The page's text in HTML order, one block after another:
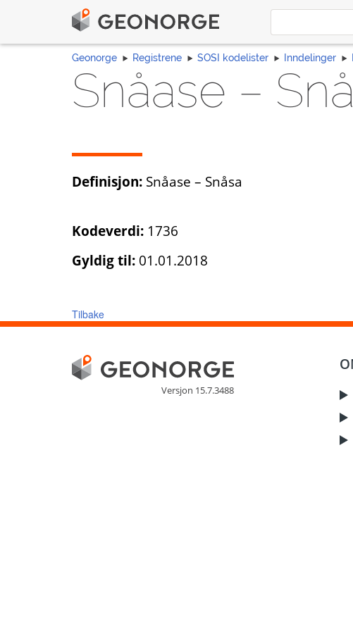
Geonorge Registrene SOSI kodelister Inndelinger
Snåase –
Definisjon: Snåase – Snåsa
Kodeverdi: 1736
Gyldig til: 01.01.2018
Tilbake